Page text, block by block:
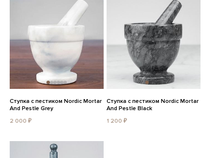
Ступка с пестиком Nordic Mortar
And Pestle Grey
2 000 ₽
Ступка с пестиком Nordic Mortar
And Pestle Black
1 200 ₽